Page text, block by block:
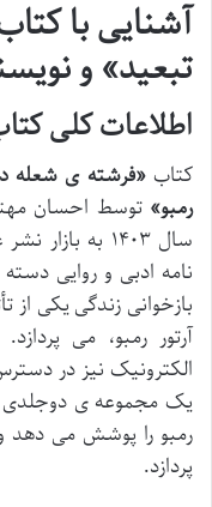
آشنایی با
تبعید» و
اطلاعات کلی
کتاب«فرشته ی شعله
رمبو» توسط احسان
سال ۱۴۰۳ به
نامه ادبی و روایی
بازخوانی زندگی یکی از
الکترونیک نیز در
یک مجموعه ی
رمبو را پوشش می دهد
پردازد.